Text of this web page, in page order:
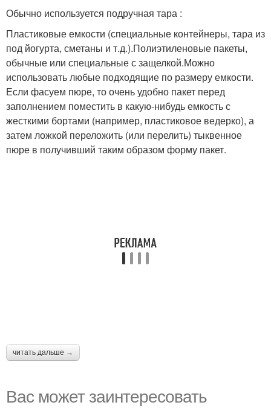
Обычно используется подручная тара :
Пластиковые емкости (специальные контейнеры, тара из
под йогурта, сметаны и т.д.).Полиэтиленовые пакеты,
обычные или специальные с защелкой.Можно
использовать любые подходящие по размеру емкости.
Если фасуем пюре, то очень удобно пакет перед
заполнением поместить в какую-нибудь емкость с
жесткими бортами (например, пластиковое ведерко), а
затем ложкой переложить (или перелить) тыквенное
пюре в получивший таким образом форму пакет.
читать дальше →
Вас может заинтересовать